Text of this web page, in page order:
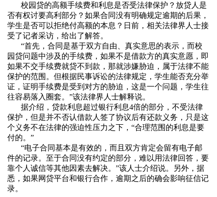
校园贷的高额手续费和利息是否受法律保护？放贷人是
否有权讨要高利部分？如果合同没有明确规定逾期的后果，
学生是否可以拒绝付高额的本息？日前，相关法律界人士接
受了记者采访，给出了解答。
“首先，合同是基于双方自由、真实意思的表示，而校
园贷问题中涉及的手续费，如果不是借款方的真实意愿，即
如果不交手续费就贷不到款，那就涉嫌胁迫，属于法律不能
保护的范围。但根据民事诉讼的法律规定，学生能否充分举
证，证明手续费是受到对方的胁迫，这是一个问题，学生往
往容易落入圈套。”该法律界人士解释说。
据介绍，贷款利息超过银行利息4倍的部分，不受法律
保护，但是并不否认借款人签了协议后有还款义务，只是这
个义务不在法律的强迫性压力之下， “合理范围的利息是要
付的。 ”
“电子合同基本是有效的，而且双方肯定会留有电子邮
件的记录。至于合同没有约定的部分，难以用法律回答，要
靠个人诚信等其他因素去解决。”该人士介绍说。另外，据
悉，如果网贷平台和银行合作，逾期之后的确会影响征信记
录。